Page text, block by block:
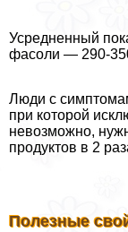
Усредненный
фасоли — 290-
Люди с
при которой
невозможно,
продуктов в 2
Полезные